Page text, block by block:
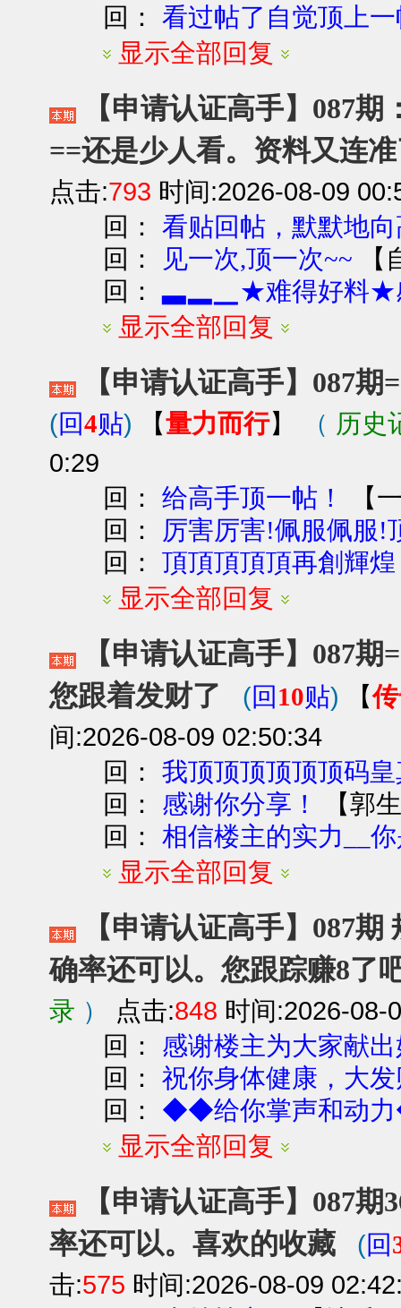
回：看过帖了自觉顶上
显示全部回复
【申请认证高手】087
==还是少人看。资料又连
点击:793 时间:2026-08-09
回：看贴回帖，默默地
回： 见一次,顶一次~~ 【
回：▃▂▁★难得好料
显示全部回复
【申请认证高手】087
(回4贴) 【量力而行】 （ 历史
0:29
回：给高手顶一帖！ 【
回：
厉害厉害!佩服佩服!
回：頂頂頂頂頂再創輝煌
显示全部回复
【申请认证高手】087
您跟着发财了
(回 10贴) 【
间:2026-08-09 02:50:34
回：我顶顶顶顶顶顶码
回： 感谢你分享！ 【郭
回：相信楼主的实力__
显示全部回复
【申请认证高手】087
确率还可以。您跟踪赚8了
录 ） 点击:848 时间:2026-08-
回： 感谢楼主为大家献
回：祝你身体健康，大
回： ◆◆给你掌声和动
显示全部回复
【申请认证高手】087
率还可以。喜欢的收藏
(回
击:575 时间:2026-08-09